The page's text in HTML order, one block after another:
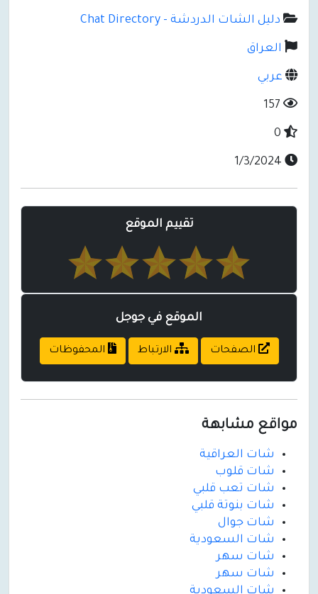
دليل الشات الدردشة - Chat Directory
العراق
عربي
تقييم الموقع
الموقع في جوجل
الصفحات الارتباط المحفوظات
مواقع مشابهة
شات العراقية
شات قلوب
شات تعب قلبي
شات بنوتة قلبي
شات جوال
شات السعودية
شات سهر
شات سهر
شات السعودية